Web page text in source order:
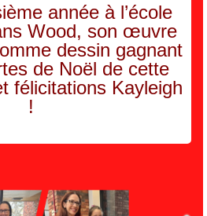
année à l’école
Wood, son œuvre
dessin gagnant
de Noël de cette
félicitations Kayleigh
!